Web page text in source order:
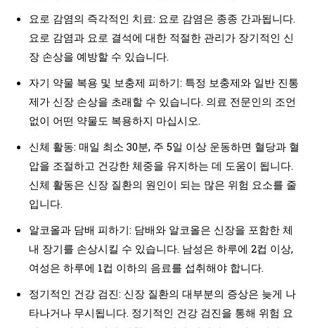
요로 감염의 즉각적인 치료: 요로 감염은 종종 간과됩니다.
요로 감염과 요로 결석에 대한 적절한 관리가 장기적인 신
장 손상을 예방할 수 있습니다.
자기 약물 복용 및 보충제 피하기: 특정 보충제와 일반 진통
제가 신장 손상을 초래할 수 있습니다. 의료 전문인의 조언
없이 어떤 약물도 복용하지 마십시오.
신체 활동: 매일 최소 30분, 주 5일 이상 운동하면 혈당과 혈
압을 조절하고 건강한 체중을 유지하는 데 도움이 됩니다.
신체 활동은 신장 질환의 원인이 되는 많은 위험 요소를 줄
입니다.
알코올과 담배 피하기: 담배와 알코올은 신장을 포함한 체
내 장기를 손상시킬 수 있습니다. 남성은 하루에 2컵 이상,
여성은 하루에 1컵 이하의 음료를 섭취해야 합니다.
정기적인 건강 검진: 신장 질환의 대부분의 증상은 늦게 나
타나거나 무시됩니다. 정기적인 건강 검진을 통해 위험 요